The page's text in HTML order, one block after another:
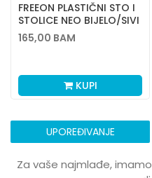
FREEON PLASTIČNI STO I
STOLICE NEO BIJELO/SIVI
165,00 BAM
KUPI
UPOREĐIVANJE
Za vaše najmlađe,